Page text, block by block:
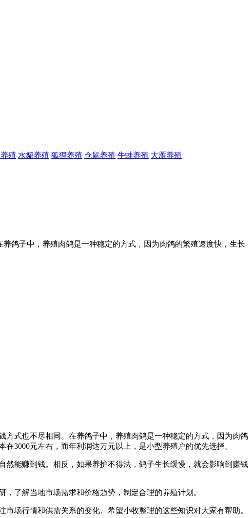
殖 水貂养殖 狐狸养殖 仓鼠养殖 牛蛙养殖 大雁养殖
鸽子中，养殖肉鸽是一种稳定的方式，因为肉鸽的繁殖速度快，生长
式也不尽相同。在养鸽子中，养殖肉鸽是一种稳定的方式，因为肉鸽
3000元左右，而年利润达万元以上，是小型养殖户的优先选择。
然能赚到钱。相反，如果养护不得法，鸽子生长缓慢，就会影响到赚钱
了解当地市场需求和价格趋势，制定合理的养殖计划。
场行情和供需关系的变化。希望小牧整理的这些知识对大家有帮助。